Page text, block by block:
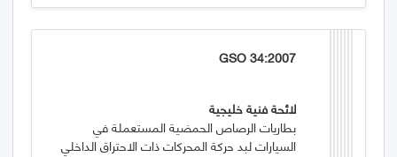
GSO 34:2007
لائحة فنية خليجية
بطاريات الرصاص الحمضية المستعملة في
السيارات لبد حركة المحركات ذات الاحتراق الداخلي